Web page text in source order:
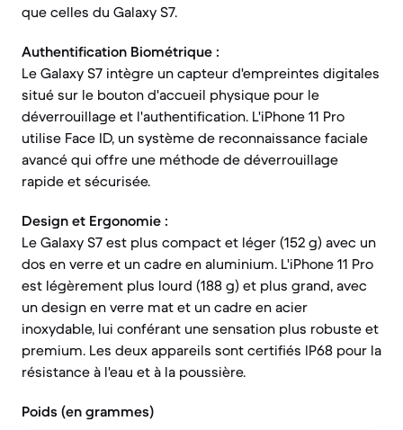
que celles du Galaxy S7.
Authentification Biométrique :
Le Galaxy S7 intègre un capteur d'empreintes digitales
situé sur le bouton d'accueil physique pour le
déverrouillage et l'authentification. L'iPhone 11 Pro
utilise Face ID, un système de reconnaissance faciale
avancé qui offre une méthode de déverrouillage
rapide et sécurisée.
Design et Ergonomie :
Le Galaxy S7 est plus compact et léger (152 g) avec un
dos en verre et un cadre en aluminium. L'iPhone 11 Pro
est légèrement plus lourd (188 g) et plus grand, avec
un design en verre mat et un cadre en acier
inoxydable, lui conférant une sensation plus robuste et
premium. Les deux appareils sont certifiés IP68 pour la
résistance à l'eau et à la poussière.
Poids (en grammes)